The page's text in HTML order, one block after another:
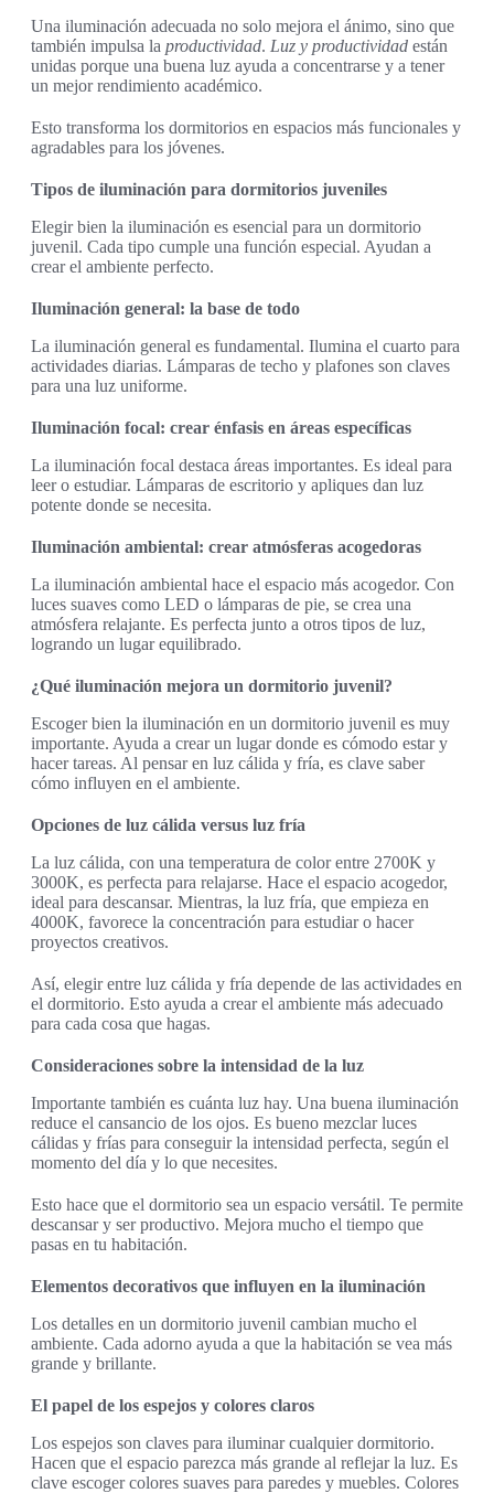
Una iluminación adecuada no solo mejora el ánimo, sino que
también impulsa la productividad. Luz y productividad están
unidas porque una buena luz ayuda a concentrarse y a tener
un mejor rendimiento académico.
Esto transforma los dormitorios en espacios más funcionales y
agradables para los jóvenes.
Tipos de iluminación para dormitorios juveniles
Elegir bien la iluminación es esencial para un dormitorio
juvenil. Cada tipo cumple una función especial. Ayudan a
crear el ambiente perfecto.
Iluminación general: la base de todo
La iluminación general es fundamental. Ilumina el cuarto para
actividades diarias. Lámparas de techo y plafones son claves
para una luz uniforme.
Iluminación focal: crear énfasis en áreas específicas
La iluminación focal destaca áreas importantes. Es ideal para
leer o estudiar. Lámparas de escritorio y apliques dan luz
potente donde se necesita.
Iluminación ambiental: crear atmósferas acogedoras
La iluminación ambiental hace el espacio más acogedor. Con
luces suaves como LED o lámparas de pie, se crea una
atmósfera relajante. Es perfecta junto a otros tipos de luz,
logrando un lugar equilibrado.
¿Qué iluminación mejora un dormitorio juvenil?
Escoger bien la iluminación en un dormitorio juvenil es muy
importante. Ayuda a crear un lugar donde es cómodo estar y
hacer tareas. Al pensar en luz cálida y fría, es clave saber
cómo influyen en el ambiente.
Opciones de luz cálida versus luz fría
La luz cálida, con una temperatura de color entre 2700K y
3000K, es perfecta para relajarse. Hace el espacio acogedor,
ideal para descansar. Mientras, la luz fría, que empieza en
4000K, favorece la concentración para estudiar o hacer
proyectos creativos.
Así, elegir entre luz cálida y fría depende de las actividades en
el dormitorio. Esto ayuda a crear el ambiente más adecuado
para cada cosa que hagas.
Consideraciones sobre la intensidad de la luz
Importante también es cuánta luz hay. Una buena iluminación
reduce el cansancio de los ojos. Es bueno mezclar luces
cálidas y frías para conseguir la intensidad perfecta, según el
momento del día y lo que necesites.
Esto hace que el dormitorio sea un espacio versátil. Te permite
descansar y ser productivo. Mejora mucho el tiempo que
pasas en tu habitación.
Elementos decorativos que influyen en la iluminación
Los detalles en un dormitorio juvenil cambian mucho el
ambiente. Cada adorno ayuda a que la habitación se vea más
grande y brillante.
El papel de los espejos y colores claros
Los espejos son claves para iluminar cualquier dormitorio.
Hacen que el espacio parezca más grande al reflejar la luz. Es
clave escoger colores suaves para paredes y muebles. Colores